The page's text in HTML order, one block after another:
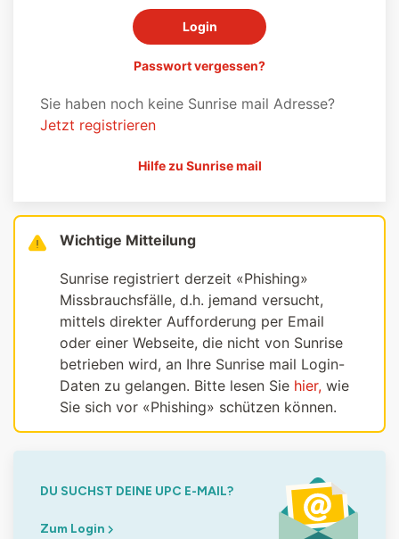
Passwort vergessen?
Sie haben noch keine Sunrise mail Adresse?
Jetzt registrieren
Hilfe zu Sunrise mail
Wichtige Mitteilung
Sunrise registriert derzeit «Phishing»
Missbrauchsfälle, d.h. jemand versucht,
mittels direkter Aufforderung per Email
oder einer Webseite, die nicht von Sunrise
betrieben wird, an Ihre Sunrise mail Login-
Daten zu gelangen. Bitte lesen Sie hier, wie
Sie sich vor «Phishing» schützen können.
DU SUCHST DEINE UPC E-MAIL?
Zum Login